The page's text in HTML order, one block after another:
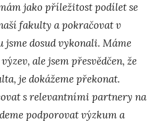
jako příležitost podílet se
fakulty a pokračovat v
jsme dosud vykonali. Máme
ale jsem přesvědčen, že
je dokážeme překonat.
s relevantními partnery na
podporovat výzkum a